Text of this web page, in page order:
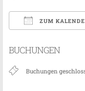
ZUM
BUCHUNGEN
Buchungen